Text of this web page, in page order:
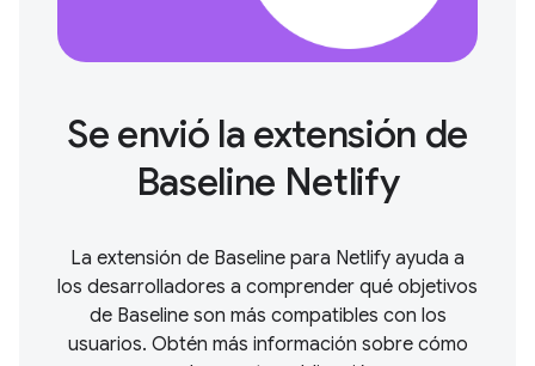
Se envió la extensión de
Baseline Netlify
La extensión de Baseline para Netlify ayuda a
los desarrolladores a comprender qué objetivos
de Baseline son más compatibles con los
usuarios. Obtén más información sobre cómo